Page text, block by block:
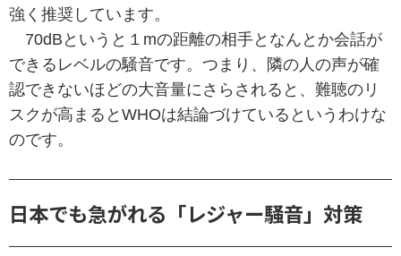
強く推奨しています。
70dBというと１mの距離の相手となんとか会話が
できるレベルの騒音です。つまり、隣の人の声が確
認できないほどの大音量にさらされると、難聴のリ
スクが高まるとWHOは結論づけているというわけな
のです。
日本でも急がれる「レジャー騒音」対策